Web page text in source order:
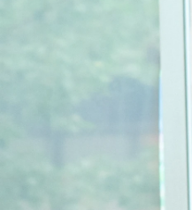
Aki Tsujiuchi